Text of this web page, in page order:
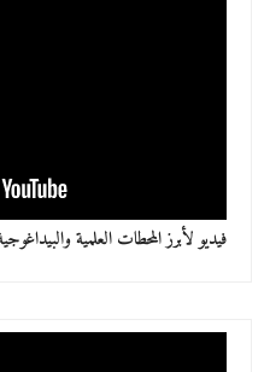
فيديو لأبرز المحطات العلمية والبيداغوجية